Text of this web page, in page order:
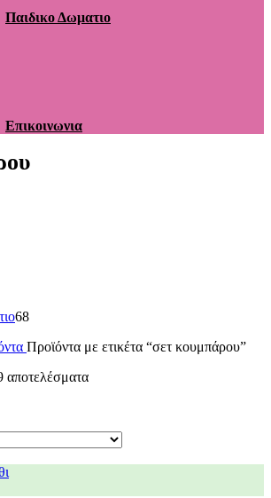
Παιδικο Δωματιο
Επικοινωνια
68
Προϊόντα με ετικέτα “σετ κουμπάρου”
αποτελέσματα